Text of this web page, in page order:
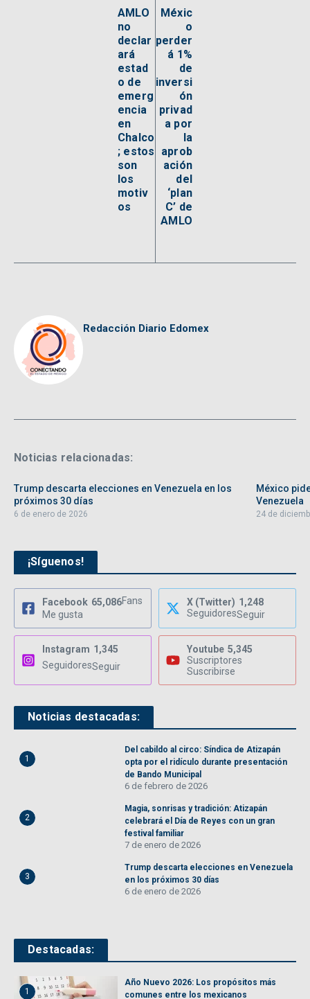
AMLO
no
declar
ará
estad
o de
emerg
encia
en
Chalco
; estos
son
los
motiv
os
Méxic
o
perder
á 1%
de
inversi
ón
privad
a por
la
aprob
ación
del
‘plan
C’ de
AMLO
Redacción Diario Edomex
Noticias relacionadas:
Trump descarta elecciones en Venezuela en los
próximos 30 días
6 de enero de 2026
México
Venezuela
24 de
¡Síguenos!
Facebook 65,086Fans
Me gusta
X (Twitter) 1,248
SeguidoresSeguir
Instagram 1,345
SeguidoresSeguir
Youtube 5,345
Suscriptores
Suscribirse
Noticias destacadas:
1
Del cabildo al circo: Síndica de Atizapán
opta por el ridículo durante presentación
de Bando Municipal
6 de febrero de 2026
2
Magia, sonrisas y tradición: Atizapán
celebrará el Día de Reyes con un gran
festival familiar
7 de enero de 2026
3
Trump descarta elecciones en Venezuela
en los próximos 30 días
6 de enero de 2026
Destacadas:
1
Año Nuevo 2026: Los propósitos más
comunes entre los mexicanos